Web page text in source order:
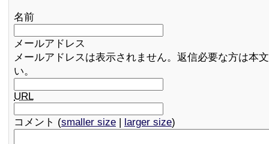
名前
メールアドレス
メールアドレスは表示されません。返信必要な方は本
い。
URL
コメント (smaller size | larger size)